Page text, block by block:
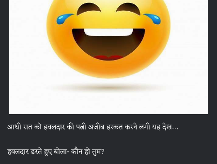
आधी रात को हवलदार की पत्नी अजीब हरकत करने लगी यह देख…
हवलदार डरते हुए बोला- कौन हो तुम?